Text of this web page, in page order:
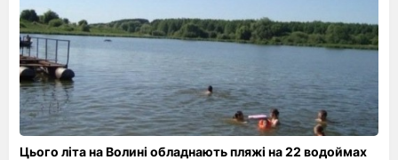
Цього літа на Волині обладнають пляжі на 22 водоймах